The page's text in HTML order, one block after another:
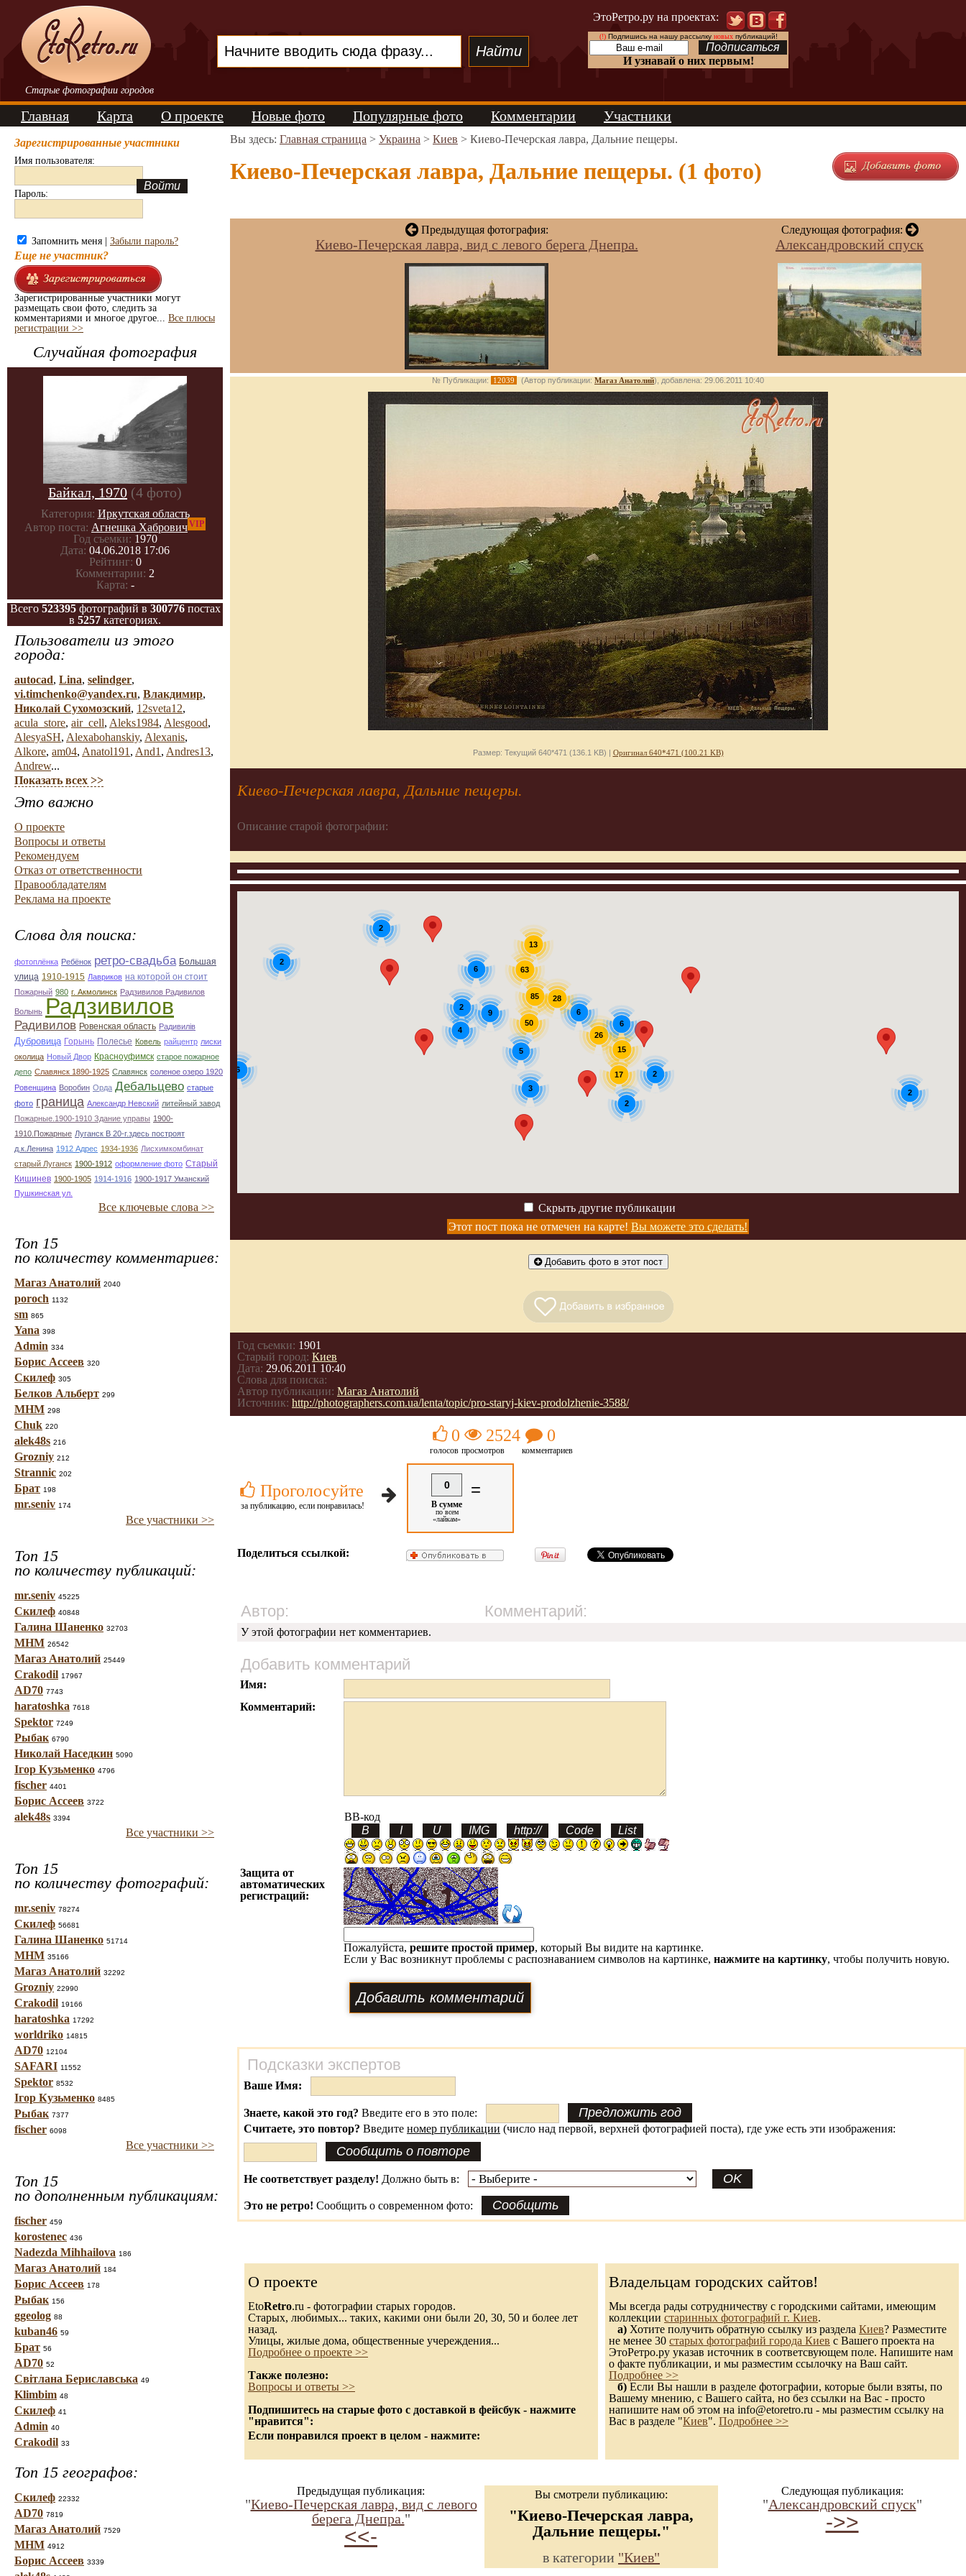
Старые фотографии городов
ЭтоРетро.ру на проектах:
(!)Подпишись на нашу рассылку новыхпубликаций!
И узнавай о них первым!
Главная Карта О проекте Новые фото Популярные фото Комментарии Участники
Зарегистрированные участники
Имя пользователя:
Пароль:
Запомнить меня | Забыли пароль?
Еще не участник?
Зарегистрированные участники могут
размещать свои фото, следить за
комментариями и многое другое... Все плюсы
регистрации >>
Случайная фотография
Байкал, 1970 (4 фото)
Категория: Иркутская область
Автор поста: Агнешка ХабровичVIP
Год съемки: 1970
Дата: 04.06.2018 17:06
Рейтинг: 0
Комментарии: 2
Карта: -
Всего 523395фотографий в 300776постах
в 5257 категориях.
Пользователи из этого
города:
autocad, Lina, selindger,
vi.timchenko@yandex.ru, Влакдимир,
Николай Сухомозский, 12sveta12,
acula_store, air_cell, Aleks1984, Alesgood,
AlesyaSH, Alexabohanskiy, Alexanis,
Alkore, am04, Anatol191 , And1 , Andres13,
Andrew...
Показать всех >>
Это важно
О проекте
Вопросы и ответы
Рекомендуем
Отказ от ответственности
Правообладателям
Реклама на проекте
Слова для поиска:
фотоплёнка Ребёнок ретро-свадьба Большая
улица 1910-1915 Лавриков на которой он стоит
Пожарный 980 г. Акмолинск Радзивилов Радивилов
Волынь Радзивилов
Радивилов Ровенская область Радивилiв
Дубровица Горынь Полесье Ковель райцентр лиски
околица Новый Двор Красноуфимск старое пожарное
депо Славянск 1890-1925 Славянск соленое озеро 1920
Ровенщина Воробин Орда Дебальцево старые
фото граница Александр Невский литейный завод
Пожарные.1900-1910 Здание управы 1900-
1910.Пожарные Луганск В 20-г.здесь построят
д.к.Ленина 1912 Адрес 1934-1936 Лисхимкомбинат
старый Луганск 1900-1912 оформление фото Старый
Кишинев 1900-1905 1914-1916 1900-1917 Уманский
Пушкинская ул.
Все ключевые слова >>
Топ 15
по количеству комментариев:
Магаз Анатолий 2040
poroch 1132
sm 865
Yana 398
Admin 334
Борис Ассеев 320
Скилеф 305
Белков Альберт 299
МНМ 298
Chuk 220
alek48s 216
Grozniy 212
Strannic 202
Брат 198
mr.seniv 174
Все участники >>
Топ 15
по количеству публикаций:
mr.seniv 45225
Скилеф 40848
Галина Шаненко 32703
МНМ 26542
Магаз Анатолий 25449
Crakodil 17967
AD70 7743
haratoshka 7618
Spektor 7249
Рыбак 6790
Николай Наседкин 5090
Ігор Кузьменко 4796
fischer 4401
Борис Ассеев 3722
alek48s 3394
Все участники >>
Топ 15
по количеству фотографий:
mr.seniv 78274
Скилеф 56681
Галина Шаненко 51714
МНМ 35166
Магаз Анатолий 32292
Grozniy 22990
Crakodil 19166
haratoshka 17292
worldriko 14815
AD70 12104
SAFARI 11552
Spektor 8532
Ігор Кузьменко 8485
Рыбак 7377
fischer 6098
Все участники >>
Топ 15
по дополненным публикациям:
fischer 459
korostenec 436
Nadezda Mihhailova 186
Магаз Анатолий 184
Борис Ассеев 178
Рыбак 156
ggeolog 88
kuban46 59
Брат 56
AD70 52
Світлана Бериславська 49
Klimbim 48
Скилеф 41
Admin 40
Crakodil 33
Топ 15 географов:
Скилеф 22332
AD70 7819
Магаз Анатолий 7529
МНМ 4912
Борис Ассеев 3339
Вы здесь: Главная страница > Украина > Киев > Киево-Печерская лавра, Дальние пещеры.
Киево-Печерская лавра, Дальние пещеры. (1 фото)
Предыдущая фотография:
Киево-Печерская лавра, вид с левого берега Днепра.
Следующая фотография:
Александровский спуск
№ Публикации: 12039 (Автор публикации: Магаз Анатолий), добавлена: 29.06.2011 10:40
Размер: Текущий 640*471 (136.1 KB) | Оригинал 640*471 (100.21 KB)
Киево-Печерская лавра, Дальние пещеры.
Описание старой фотографии:
17
85
50
15
63
13
6
5
9
26
3
6
2
6
28
2
2
2
2
4
2
6
Скрыть другие публикации
Этот пост пока не отмечен на карте! Вы можете это сделать!
Добавить фото в этот пост
Год съемки: 1901
Старый город: Киев
Дата: 29.06.2011 10:40
Слова для поиска:
Автор публикации: Магаз Анатолий
Источник: http://photographers.com.ua/lenta/topic/pro-staryj-kiev-prodolzhenie-3588/
Проголосуйте
за публикацию, если понравилась!
0
голосов
2524
просмотров
0
комментариев
0
В сумме
по всем
«лайкам»
=
Поделиться ссылкой:
Автор: Комментарий:
У этой фотографии нет комментариев.
Добавить комментарий
Имя:
Комментарий:
BB-код
Защита от
автоматических
регистраций:
Пожалуйста, решите простой пример, который Вы видите на картинке.
Если у Вас возникнут проблемы с распознаванием символов на картинке, нажмите на картинку, чтобы получить новую.
Подсказки экспертов
Ваше Имя:
Знаете, какой это год? Введите его в это поле:
Считаете, это повтор? Введите номер публикации (число над первой, верхней фотографией поста), где уже есть эти изображения:
Не соответствует разделу! Должно быть в:
Это не ретро! Сообщить о современном фото:
О проекте
EtoRetro.ru - фотографии старых городов.
Старых, любимых... таких, какими они были 20, 30, 50 и более лет
назад.
Улицы, жилые дома, общественные учереждения...
Подробнее о проекте >>
Также полезно:
Вопросы и ответы >>
Подпишитесь на старые фото с доставкой в фейсбук - нажмите
"нравится":
Если понравился проект в целом - нажмите:
Владельцам городских сайтов!
Мы всегда рады сотрудничеству с городскими сайтами, имеющим
коллекции старинных фотографий г. Киев.
а) Хотите получить обратную ссылку из раздела Киев? Разместите
не менее 30 старых фотографий города Киев с Вашего проекта на
ЭтоРетро.ру указав источник в соответсвующем поле. Напишите нам
о факте публикации, и мы разместим ссылочку на Ваш сайт.
Подробнее >>
б) Если Вы нашли в разделе фотографии, которые были взяты, по
Вашему мнению, с Вашего сайта, но без ссылки на Вас - просто
напишите нам об этом на info@etoretro.ru - мы разместим ссылку на
Вас в разделе "Киев". Подробнее >>
Предыдущая публикация:
"Киево-Печерская лавра, вид с левого
берега Днепра."
<<-
Вы смотрели публикацию:
"Киево-Печерская лавра,
Дальние пещеры."
в категории "Киев"
Следующая публикация:
"Александровский спуск"
->>